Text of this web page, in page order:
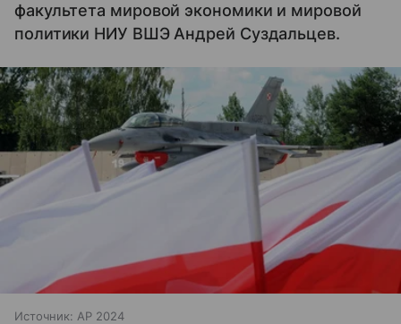
факультета мировой экономики и мировой
политики НИУ ВШЭ Андрей Суздальцев.
Источник: AP 2024